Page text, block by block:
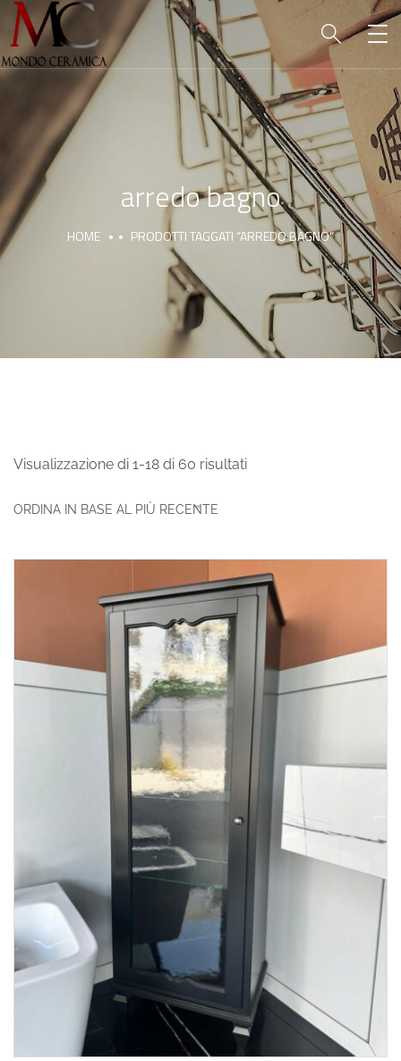
arredo bagno
HOME PRODOTTI TAGGATI “ARREDO BAGNO”
Visualizzazione di 1-18 di 60 risultati